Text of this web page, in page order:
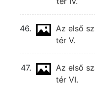
46.
Az első
tér V.
47.
Az első
tér VI.